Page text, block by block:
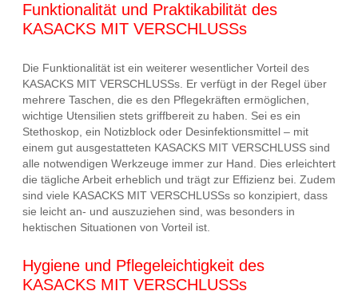
Funktionalität und Praktikabilität des
KASACKS MIT VERSCHLUSSs
Die Funktionalität ist ein weiterer wesentlicher Vorteil des
KASACKS MIT VERSCHLUSSs. Er verfügt in der Regel über
mehrere Taschen, die es den Pflegekräften ermöglichen,
wichtige Utensilien stets griffbereit zu haben. Sei es ein
Stethoskop, ein Notizblock oder Desinfektionsmittel – mit
einem gut ausgestatteten KASACKS MIT VERSCHLUSS sind
alle notwendigen Werkzeuge immer zur Hand. Dies erleichtert
die tägliche Arbeit erheblich und trägt zur Effizienz bei. Zudem
sind viele KASACKS MIT VERSCHLUSSs so konzipiert, dass
sie leicht an- und auszuziehen sind, was besonders in
hektischen Situationen von Vorteil ist.
Hygiene und Pflegeleichtigkeit des
KASACKS MIT VERSCHLUSSs